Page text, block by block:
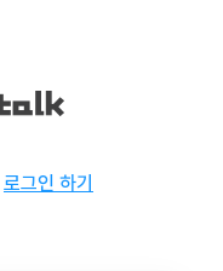
로그인 하기